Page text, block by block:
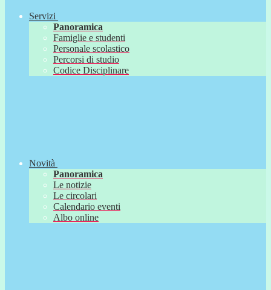
Servizi
Panoramica
Famiglie e studenti
Personale scolastico
Percorsi di studio
Codice Disciplinare
Novità
Panoramica
Le notizie
Le circolari
Calendario eventi
Albo online